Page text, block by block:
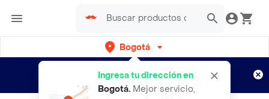
Bogotá
Ingresa tu dirección en
Bogotá. Mejor servicio,
envíos gratis por semanas
Aplican TyC